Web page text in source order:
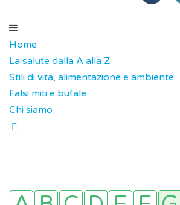
Home
La salute dalla A alla Z
Stili di vita, alimentazione e ambiente
Falsi miti e bufale
Chi siamo